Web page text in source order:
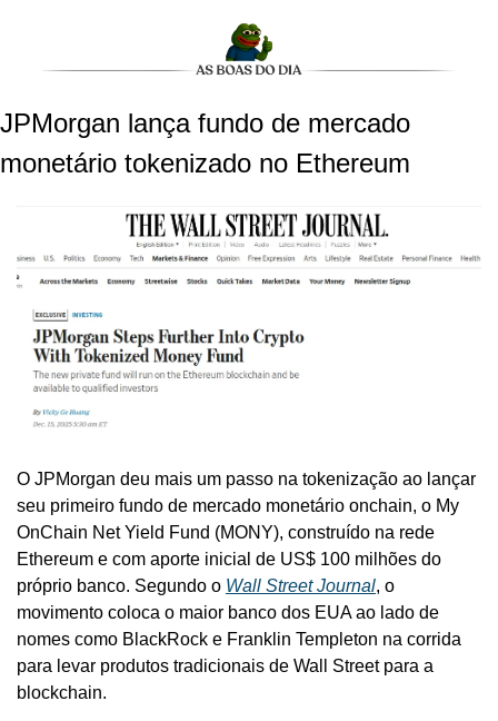
JPMorgan lança fundo de mercado
monetário tokenizado no Ethereum
O JPMorgan deu mais um passo na tokenização ao lançar
seu primeiro fundo de mercado monetário onchain, o My
OnChain Net Yield Fund (MONY), construído na rede
Ethereum e com aporte inicial de US$ 100 milhões do
próprio banco. Segundo o Wall Street Journal, o
movimento coloca o maior banco dos EUA ao lado de
nomes como BlackRock e Franklin Templeton na corrida
para levar produtos tradicionais de Wall Street para a
blockchain.